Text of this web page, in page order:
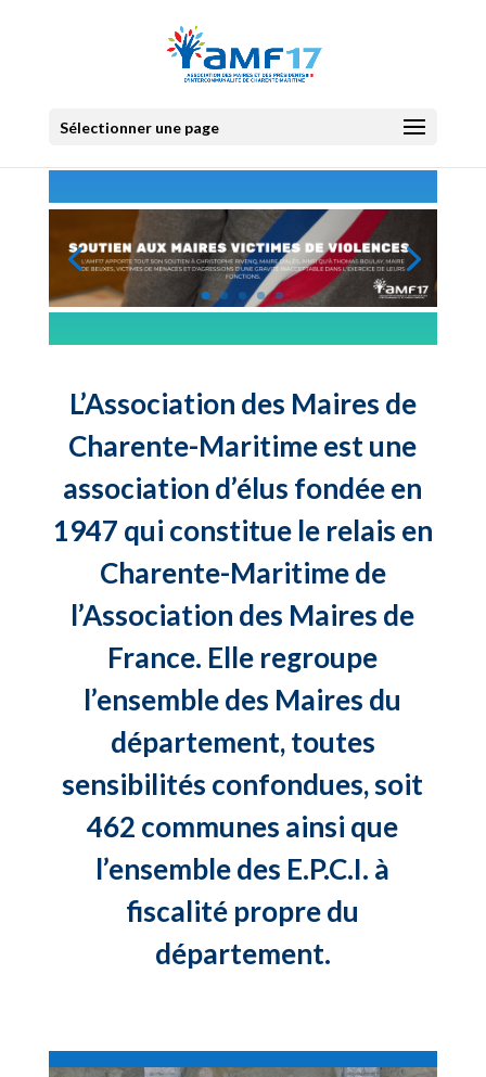
Sélectionner une page
L’Association des Maires de
Charente-Maritime est une
association d’élus fondée en
1947 qui constitue le relais en
Charente-Maritime de
l’Association des Maires de
France. Elle regroupe
l’ensemble des Maires du
département, toutes
sensibilités confondues, soit
462 communes ainsi que
l’ensemble des E.P.C.I. à
fiscalité propre du
département.